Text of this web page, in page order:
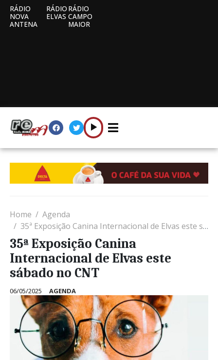
RÁDIO
NOVA
ANTENA
RÁDIO
ELVAS
RÁDIO
CAMPO
MAIOR
Home
Agenda
35ª Exposição Canina Internacional de Elvas este sábado no CNT
35ª Exposição Canina
Internacional de Elvas este
sábado no CNT
06/05/2025 AGENDA